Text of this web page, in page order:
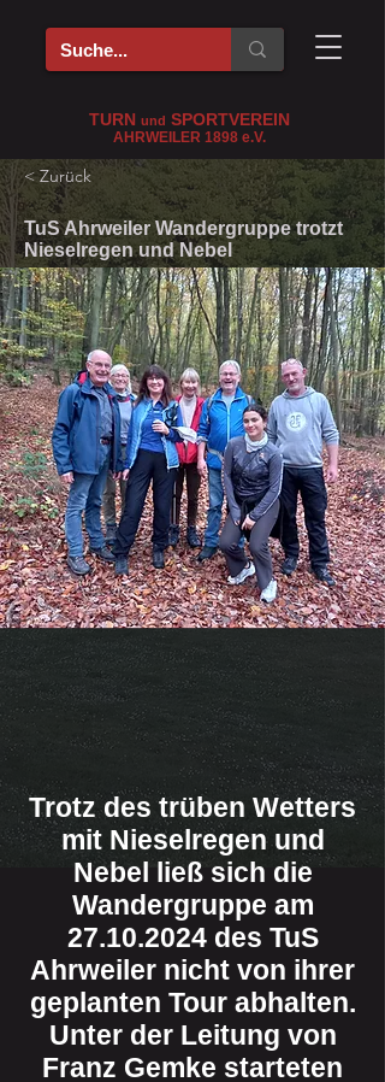
TURN und SPORTVEREIN
AHRWEILER 1898 e.V.
< Zurück
TuS Ahrweiler Wandergruppe trotzt
Nieselregen und Nebel
Trotz des trüben Wetters
mit Nieselregen und
Nebel ließ sich die
Wandergruppe am
27.10.2024des TuS
Ahrweiler nicht von ihrer
geplanten Tour abhalten.
Unter der Leitung von
Franz Gemke starteten